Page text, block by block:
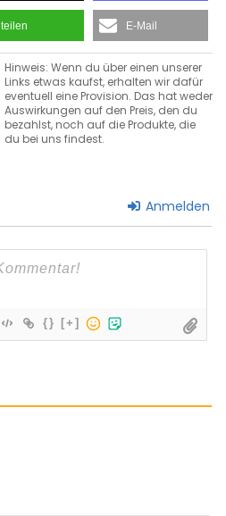
teilen E-Mail
Hinweis: Wenn du über einen unserer
Links etwas kaufst, erhalten wir dafür
eventuell eine Provision. Das hat weder
Auswirkungen auf den Preis, den du
bezahlst, noch auf die Produkte, die
du bei uns findest.
Anmelden
{} [+]